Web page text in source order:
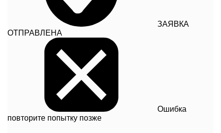
ЗАЯВКА
ОТПРАВЛЕНА
Ошибка
повторите попытку позже